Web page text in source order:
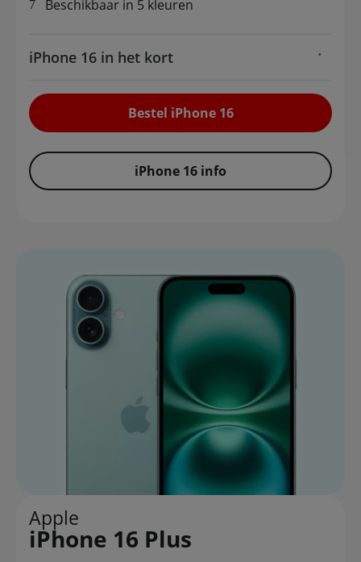
Beschikbaar in 5 kleuren
iPhone 16 in het kort
Bestel iPhone 16
iPhone 16 info
Apple
iPhone 16 Plus